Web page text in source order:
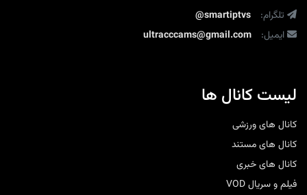
تلگرام:
@smartiptvs
ایمیل:
ultracccams@gmail.com
لیست کانال ها
کانال های ورزشی
کانال های مستند
کانال های خبری
فیلم و سریال VOD